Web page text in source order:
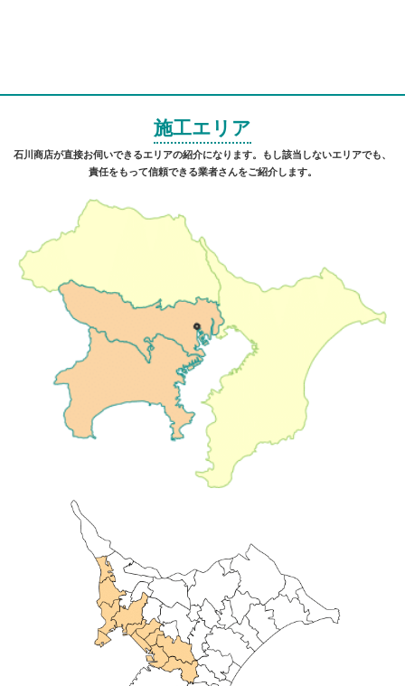
施工エリア
石川商店が直接お伺いできるエリアの紹介になります。もし該当しないエリアでも、
責任をもって信頼できる業者さんをご紹介します。